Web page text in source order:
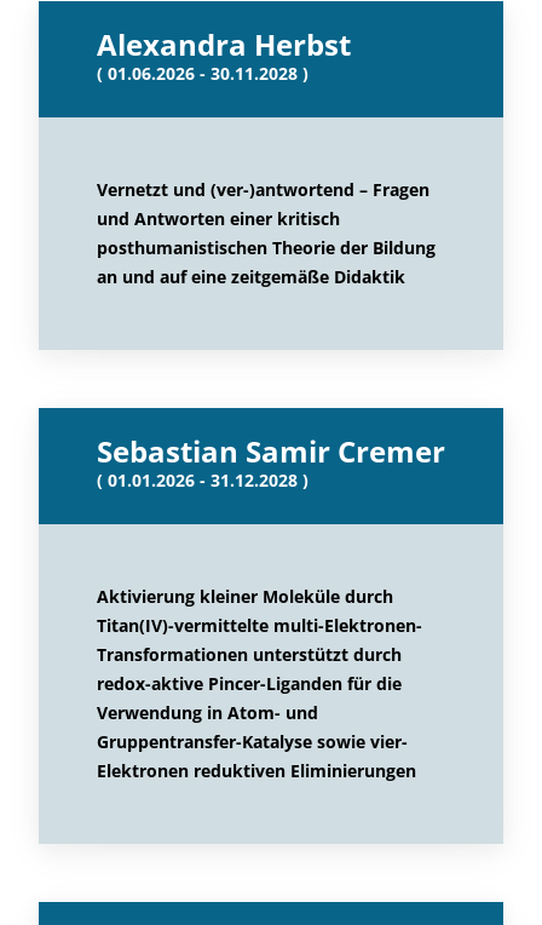
Alexandra Herbst
( 01.06.2026 - 30.11.2028 )
Vernetzt und (ver-)antwortend – Fragen
und Antworten einer kritisch
posthumanistischen Theorie der Bildung
an und auf eine zeitgemäße Didaktik
Sebastian Samir Cremer
( 01.01.2026 - 31.12.2028 )
Aktivierung kleiner Moleküle durch
Titan(IV)-vermittelte multi-Elektronen-
Transformationen unterstützt durch
redox-aktive Pincer-Liganden für die
Verwendung in Atom- und
Gruppentransfer-Katalyse sowie vier-
Elektronen reduktiven Eliminierungen